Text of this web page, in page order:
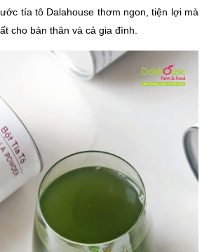
tía tô Dalahouse thơm ngon, tiện lợi mà
cho bản thân và cả gia đình.